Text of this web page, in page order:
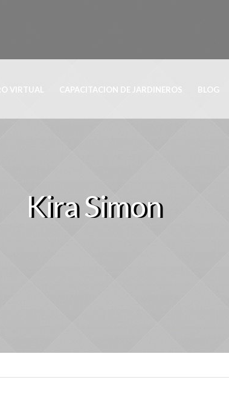
VIRTUAL CAPACITACION DE JARDINEROS BLOG
Kira Simon